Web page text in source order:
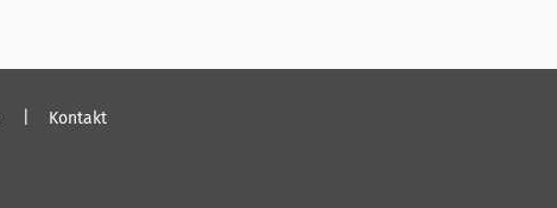
Kontakt